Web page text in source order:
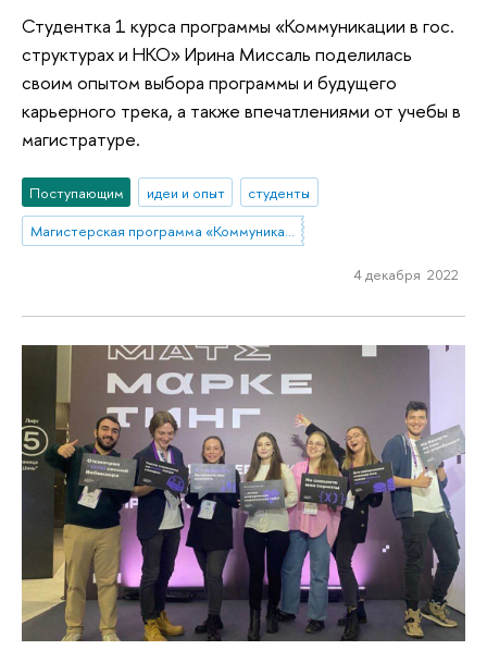
Студентка 1 курса программы «Коммуникации в гос.
структурах и НКО» Ирина Миссаль поделилась
своим опытом выбора программы и будущего
карьерного трека, а также впечатлениями от учебы в
магистратуре.
Поступающим идеи и опыт
студенты
Магистерская программа «Коммуникации в государственных структурах и НКО»
4 декабря 2022